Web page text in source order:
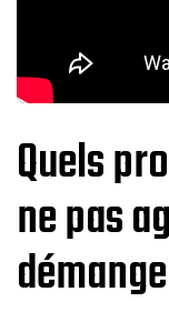
Quels
ne pas